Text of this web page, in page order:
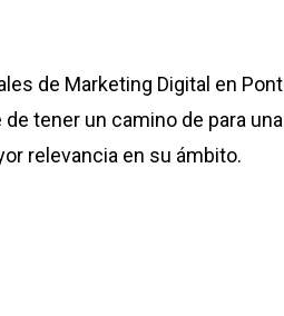
de Marketing Digital en
tener un camino de para
relevancia en su ámbito.